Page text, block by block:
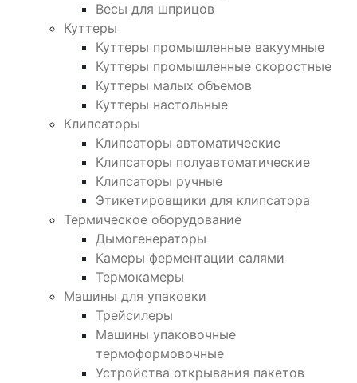
Весы для шприцов
Куттеры
Куттеры промышленные вакуумные
Куттеры промышленные скоростные
Куттеры малых объемов
Куттеры настольные
Клипсаторы
Клипсаторы автоматические
Клипсаторы полуавтоматические
Клипсаторы ручные
Этикетировщики для клипсатора
Термическое оборудование
Дымогенераторы
Камеры ферментации салями
Термокамеры
Машины для упаковки
Трейсилеры
Машины упаковочные
термоформовочные
Устройства открывания пакетов